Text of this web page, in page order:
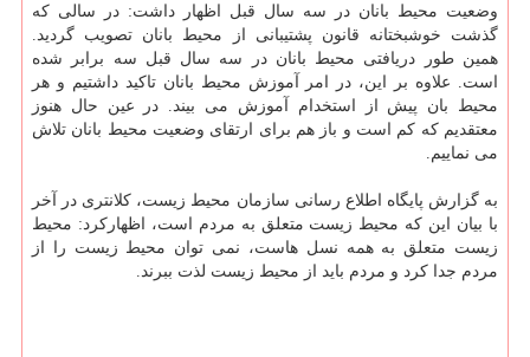
وضعیت محیط بانان در سه سال قبل اظهار داشت: در سالی که
گذشت خوشبختانه قانون پشتیبانی از محیط بانان تصویب گردید.
همین طور دریافتی محیط بانان در سه سال قبل سه برابر شده
است. علاوه بر این، در امر آموزش محیط بانان تاکید داشتیم و هر
محیط بان پیش از استخدام آموزش می بیند. در عین حال هنوز
معتقدیم که کم است و باز هم برای ارتقای وضعیت محیط بانان تلاش
می نماییم.
به گزارش پایگاه اطلاع رسانی سازمان محیط زیست، کلانتری در آخر
با بیان این که محیط زیست متعلق به مردم است، اظهارکرد: محیط
زیست متعلق به همه نسل هاست، نمی توان محیط زیست را از
مردم جدا کرد و مردم باید از محیط زیست لذت ببرند.